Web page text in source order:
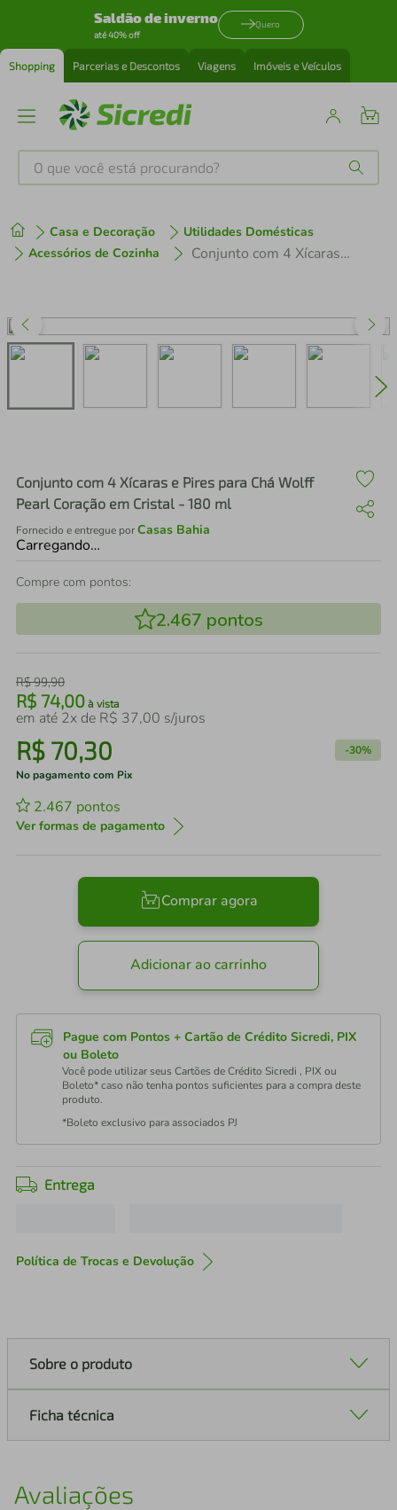
Saldão de inverno
até 40% off
Quero
Shopping Parcerias e Descontos Viagens Imóveis e Veículos
O que você está procurando?
Casa e Decoração
Utilidades Domésticas
Acessórios de Cozinha
Conjunto com 4 Xícaras e Pires para Chá Wolff Pearl Coração em Cristal - 180 ml
Conjunto com 4 Xícaras e Pires para Chá Wolff
Pearl Coração em Cristal - 180 ml
Fornecido e entregue porCasas Bahia
Carregando…
Compre com pontos:
2.467 pontos
R$99,90
R$ 74,00 à vista
em até 2x de R$ 37,00 s/juros
R$ 70,30 -30%
No pagamento com Pix
2.467 pontos
Ver formas de pagamento
Comprar agora
Adicionar ao carrinho
Pague com Pontos + Cartão de Crédito Sicredi, PIX
ou Boleto
Você pode utilizar seus Cartões de Crédito Sicredi , PIX ou
Boleto* caso não tenha pontos suficientes para a compra deste
produto.
*Boleto exclusivo para associados PJ
Entrega
Política de Trocas e Devolução
Sobre o produto
Ficha técnica
Avaliações
1º tenis
3º perfume